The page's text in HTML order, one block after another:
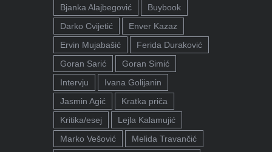
Bjanka Alajbegović
Buybook
Darko Cvijetić
Enver Kazaz
Ervin Mujabašić
Ferida Duraković
Goran Sarić
Goran Simić
Intervju
Ivana Golijanin
Jasmin Agić
Kratka priča
Kritika/esej
Lejla Kalamujić
Marko Vešović
Melida Travančić